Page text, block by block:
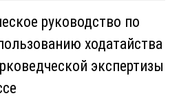
руководство по
ходатайства
экспертизы